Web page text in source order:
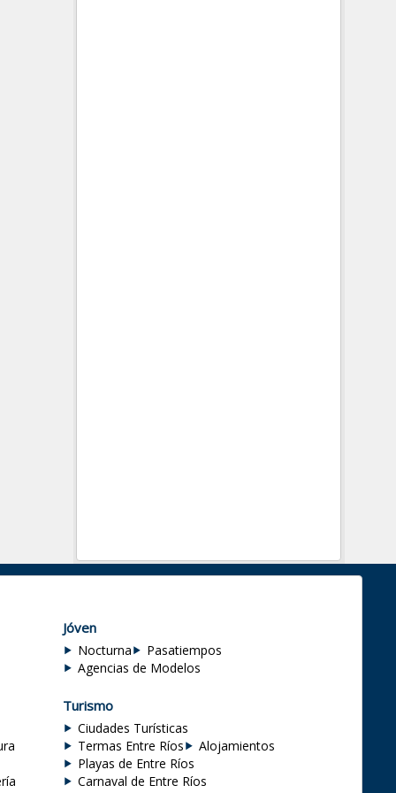
Jóven
Nocturna
Pasatiempos
Agencias de Modelos
Turismo
Ciudades Turísticas
Termas Entre Ríos
Alojamientos
Playas de Entre Ríos
Carnaval de Entre Ríos